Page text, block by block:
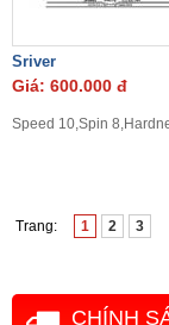
Sriver
Giá: 600.000 đ
Speed 10,Spin
Trang: 1 2 3
CHÍNH